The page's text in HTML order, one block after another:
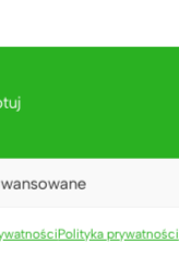
Polityka prywatności